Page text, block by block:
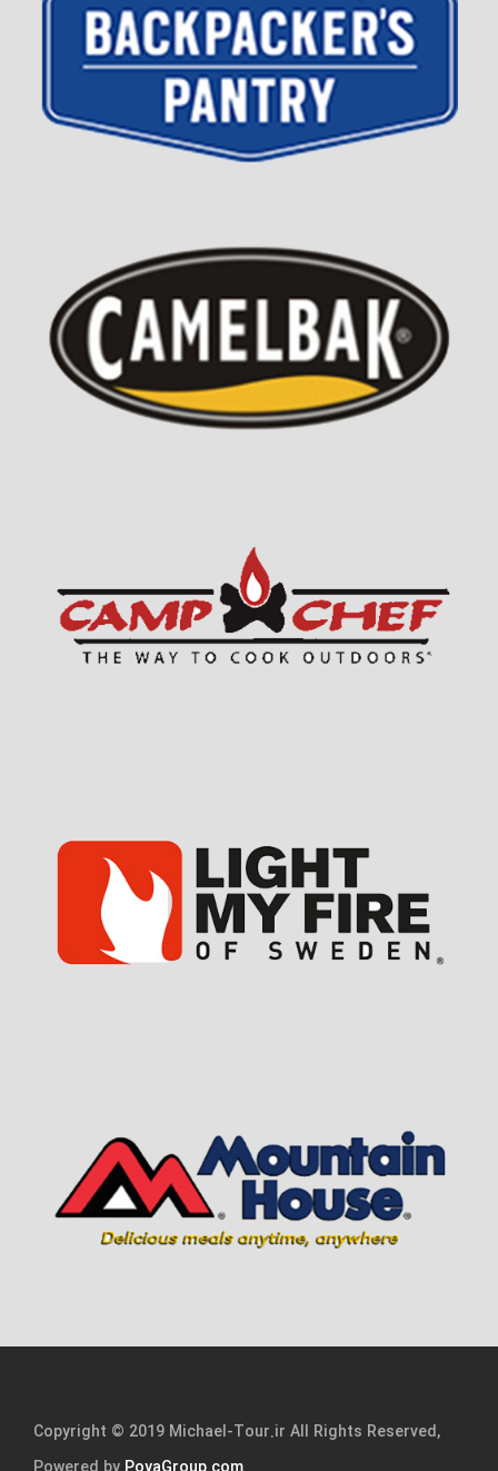
Copyright © 2019 Michael-Tour.ir All Rights Reserved,